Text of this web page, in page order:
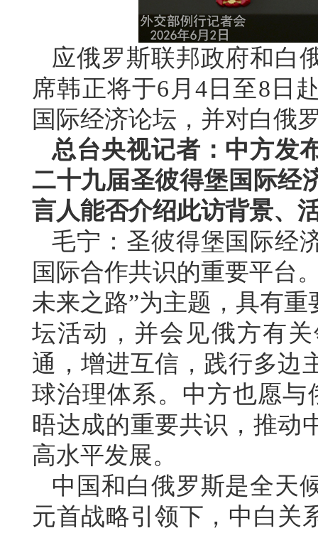
应俄罗斯联邦政府和白
席韩正将于6月4日至8日
国际经济论坛，并对白俄
总台央视记者：中方发
二十九届圣彼得堡国际经
言人能否介绍此访背景、
毛宁：圣彼得堡国际经
国际合作共识的重要平台
未来之路”为主题，具有
坛活动，并会见俄方有
通，增进互信，践行多边
球治理体系。中方也愿
晤达成的重要共识，推动
高水平发展。
中国和白俄罗斯是全天
元首战略引领下，中白关